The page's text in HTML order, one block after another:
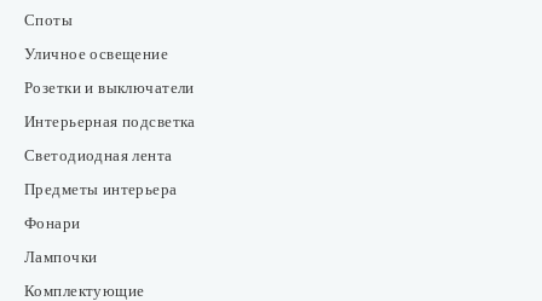
Споты
Уличное освещение
Розетки и выключатели
Интерьерная подсветка
Светодиодная лента
Предметы интерьера
Фонари
Лампочки
Комплектующие